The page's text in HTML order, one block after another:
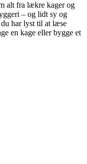
alt fra lækre kager og
– og lidt sy og
har lyst til at læse
en kage eller bygge et